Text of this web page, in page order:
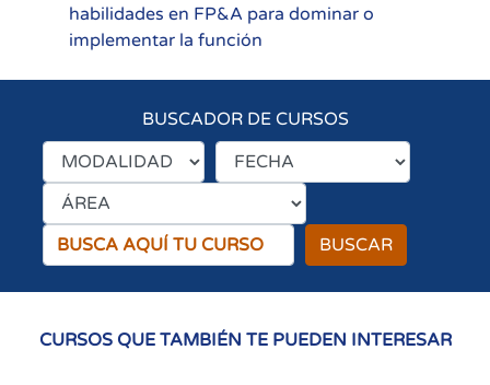
habilidades en FP&A para dominar o
implementar la función
BUSCADOR DE CURSOS
BUSCAR
CURSOS QUE TAMBIÉN TE PUEDEN INTERESAR